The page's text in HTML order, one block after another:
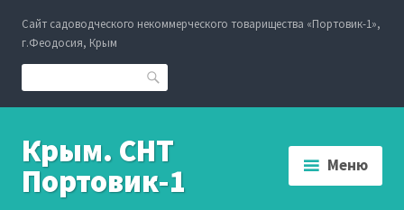
содержанию
Сайт садоводческого некоммерческого товарищества «Портовик-1»,
г.Феодосия, Крым
Поиск
Крым. СНТ
Портовик-1
Меню